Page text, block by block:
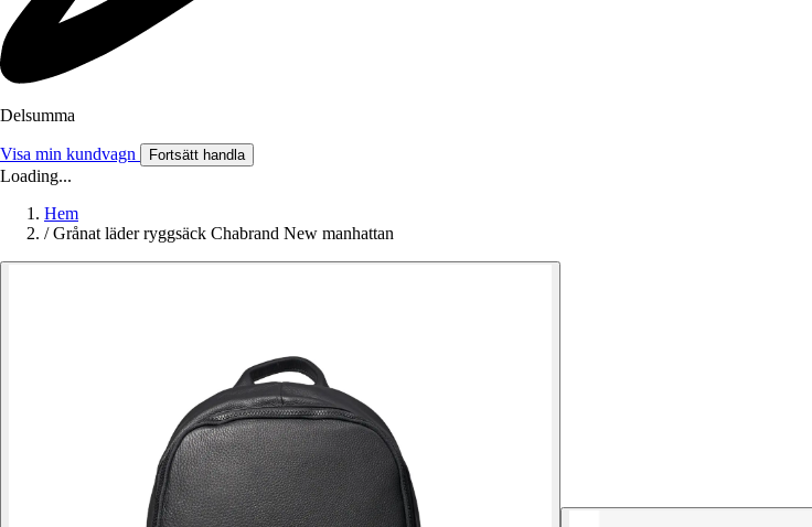
Delsumma
Visa min kundvagn Fortsätt handla
Loading...
Hem
/ Grånat läder ryggsäck Chabrand New manhattan